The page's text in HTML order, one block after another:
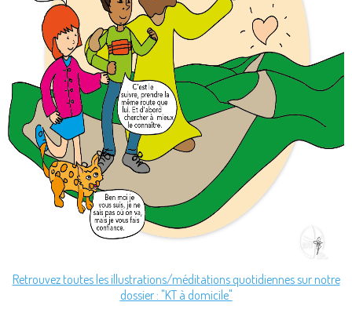
Retrouvez toutes les illustrations/méditations quotidiennes sur notre
dossier : "KT à domicile"